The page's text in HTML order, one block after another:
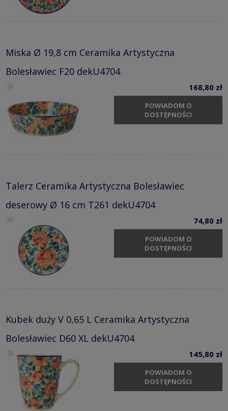
Miska Ø 19,8 cm Ceramika Artystyczna
Bolesławiec F20 dekU4704
168,80 zł
POWIADOM O
DOSTĘPNOŚCI
Talerz Ceramika Artystyczna Bolesławiec
deserowy Ø 16 cm T261 dekU4704
74,80 zł
POWIADOM O
DOSTĘPNOŚCI
Kubek duży V 0,65 L Ceramika Artystyczna
Bolesławiec D60 XL dekU4704
145,80 zł
POWIADOM O
DOSTĘPNOŚCI